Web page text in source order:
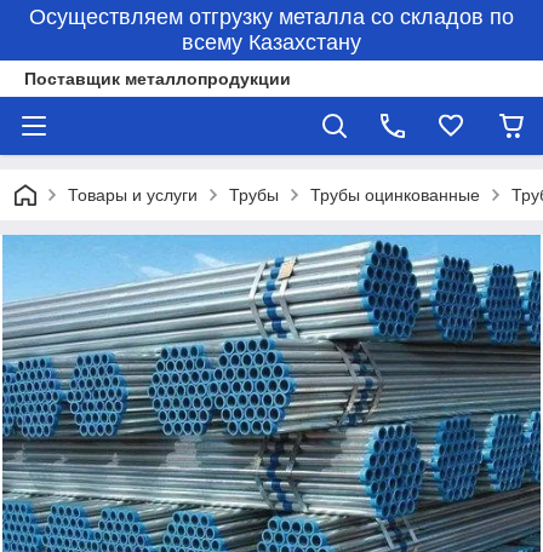
Осуществляем отгрузку металла со складов по
всему Казахстану
Поставщик металлопродукции
Товары и услуги Трубы Трубы оцинкованные